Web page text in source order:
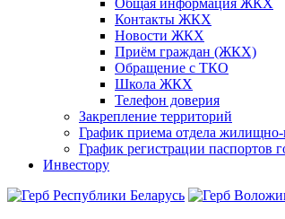
Контакты ЖКХ
Новости ЖКХ
Приём граждан (ЖКХ)
Обращение с ТКО
Школа ЖКХ
Телефон доверия
Закрепление территорий
График приема отдела жилищно-
График регистрации паспортов
Инвестору